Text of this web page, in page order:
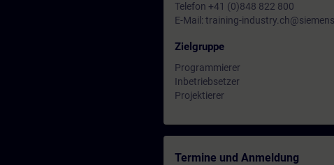
Telefon +41 (0)848 822 800
E-Mail: training-
Zielgruppe
Programmierer
Inbetriebsetzer
Projektierer
Termine und Anmeldung